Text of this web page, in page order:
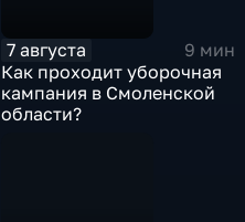
7 августа
9 мин
Как проходит уборочная
кампания в Смоленской
области?